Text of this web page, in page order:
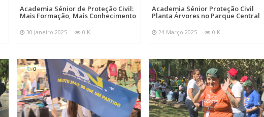
Academia Sénior de Proteção Civil:
Mais Formação, Mais Conhecimento
30 Janeiro 2025 0 K
Academia Sénior Proteção Civil
Planta Árvores no Parque Central
24 Março 2025 0 K